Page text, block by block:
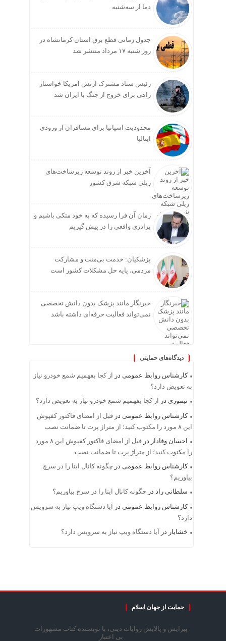
دما از سه‌شنبه
جدول زمانی قطع برق استان کرمانشاه در
روز شنبه ۱۷ مرداد منتشر شد
رئیس ستاد مشترک ارتش آمریکا خواستار
راهی برای خروج از جنگ با ایران شد
محدودیت اسپانیا برای مسافران از ورودی
ایتالیا
آخرین خبر از روند توسعه زیرساخت‌های
ریلی شبکه شرق کشور
زمان آن فرا رسیده که به خود متکی باشیم و
برادری واقعی را در پیش گیریم
پزشکیان: خدمت بی‌منت و مشارکت
مردمی، پایه حل مشکلات کشور است
خبرنگار مانند پزشک بدون دانش تخصصی
نمی‌تواند فعالیت حرفه‌ای داشته باشد
دیدگاه‌های حمایتی
کارشناس روابط عمومی در
از کجا بفهمیم شمع خودرو نیاز
به تعویض دارد؟
تیموری در
از کجا بفهمیم شمع خودرو نیاز به تعویض دارد؟
کارشناس روابط عمومی در قبل از امضای فاکتور کفپوش
این ۸ مورد را مکتوب کنید؛ از متراژ پرت تا ضمانت نصب
احسان وفادار در
قبل از امضای فاکتور کفپوش این ۸ مورد
را مکتوب کنید؛ از متراژ پرت تا ضمانت نصب
کارشناس روابط عمومی در چگونه کانال ایتا را در سرچ
بیاوریم؟
سلطانی راد در چگونه کانال ایتا را در سرچ بیاوریم؟
کارشناس روابط عمومی در
آیا دستگاه ویپ نیاز به سرویس
دارد؟
خشایار در آیا دستگاه ویپ نیاز به سرویس دارد؟
حمایت از جهان اسلام
پیرایش و پالایش روایات دینی، با نویسنده کتاب مشهورات
بی اعتبار